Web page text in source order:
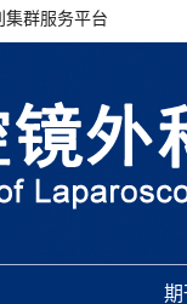
集群服务平台
期